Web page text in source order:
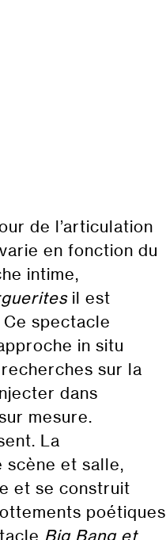
de l’articulation
en fonction du
intime,
il est
spectacle
in situ
sur la
dans
mesure.
La
et salle,
et se construit
poétiques
Big Bang et